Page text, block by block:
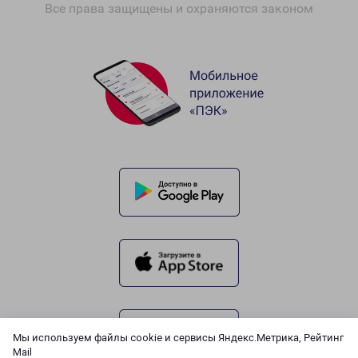
Мы используем файлы cookie и сервисы Яндекс.Метрика, Рейтинг
Mail
Все права защищены и охраняются законом